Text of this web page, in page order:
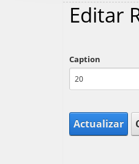
Editar
Caption
Actualizar